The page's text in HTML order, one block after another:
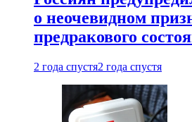
о неочевидном
предракового
2 года спустя2 года спустя